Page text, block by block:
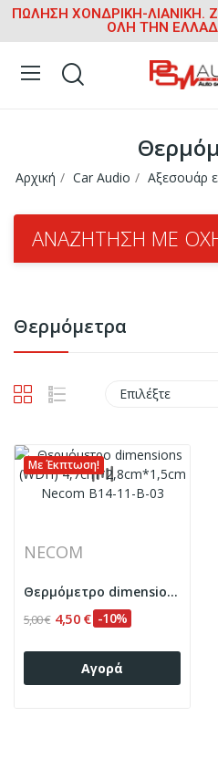
ΠΩΛΗΣΗ ΧΟΝΔΡΙΚΗ-ΛΙΑΝΙΚΗ.
ΟΛΗ ΤΗΝ
Αρχική Car Audio Αξεσουάρ
ΑΝΑΖΉΤΗΣΗ ΜΕ
Θερμόμετρα
Επιλέξτε
Με Έκπτωση!
NECOM
Θερμόμετρο dimensions (WDH) 4,7cm*2,8cm*1,5cm...
5,00 € 4,50 € -10%
Αγορά